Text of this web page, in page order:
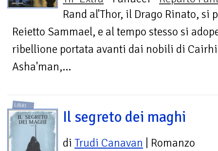
Rand al'Thor, il Drago Rinato, si
Reietto Sammael, e al tempo stesso si
ribellione portata avanti dai nobili di
Asha'man,...
LIBRI
Il segreto dei maghi
di Trudi Canavan | Romanzo